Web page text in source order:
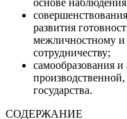
основе
развития
межличностному
сотрудничеству;
самообразования и
государства.
СОДЕРЖАНИЕ